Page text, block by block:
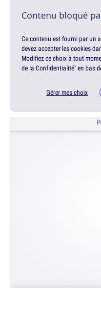
Contenu bloqué
Ce contenu est fourni par un
devez accepter les cookies
Modifiez ce choix à tout
de la Confidentialité" en bas
Gérer mes choix